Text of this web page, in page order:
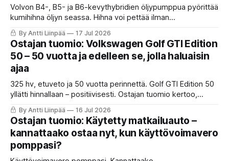
Volvon B4-, B5- ja B6-kevythybridien öljypumppua pyörittää
kumihihna öljyn seassa. Hihna voi pettää ilman
ennakkovaroitusta ja aiheuttaa täydellisen moottorivaurion.
Mitkä mallit ovat riskissä, miten suojaudut ja mitä Volvo
tarjoaa ratkaisuksi? Lue ennen kuin on myöhäistä.
By Antti Liinpää 17 Jul 2026
Ostajan tuomio: Volkswagen Golf GTI Edition
50 – 50 vuotta ja edelleen se, jolla haluaisin
ajaa
325 hv, etuveto ja 50 vuotta perinnettä. Golf GTI Edition 50
yllätti hinnallaan – positiivisesti. Ostajan tuomio kertoo,
kenelle juhlamalli sopii.
By Antti Liinpää 16 Jul 2026
Ostajan tuomio: Käytetty matkailuauto –
kannattaako ostaa nyt, kun käyttövoimavero
pomppasi?